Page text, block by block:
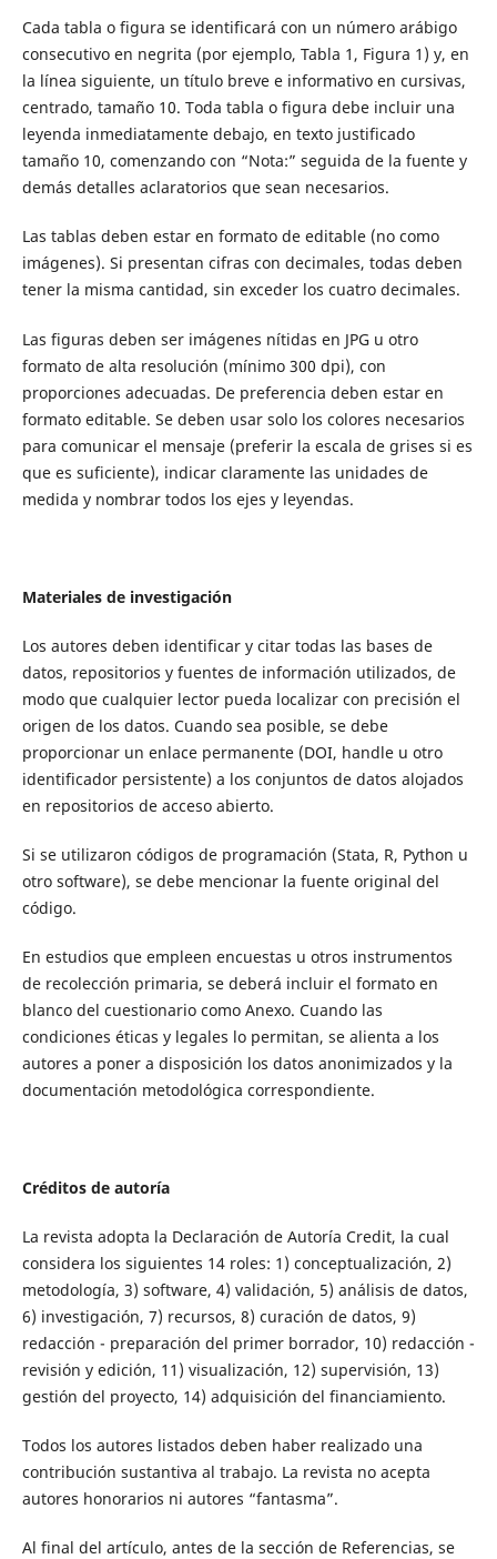
Cada tabla o figura se identificará con un número arábigo
consecutivo en negrita (por ejemplo, Tabla 1, Figura 1) y, en
la línea siguiente, un título breve e informativo en cursivas,
centrado, tamaño 10. Toda tabla o figura debe incluir una
leyenda inmediatamente debajo, en texto justificado
tamaño 10, comenzando con “Nota:” seguida de la fuente y
demás detalles aclaratorios que sean necesarios.
Las tablas deben estar en formato de editable (no como
imágenes). Si presentan cifras con decimales, todas deben
tener la misma cantidad, sin exceder los cuatro decimales.
Las figuras deben ser imágenes nítidas en JPG u otro
formato de alta resolución (mínimo 300 dpi), con
proporciones adecuadas. De preferencia deben estar en
formato editable. Se deben usar solo los colores necesarios
para comunicar el mensaje (preferir la escala de grises si es
que es suficiente), indicar claramente las unidades de
medida y nombrar todos los ejes y leyendas.
Materiales de investigación
Los autores deben identificar y citar todas las bases de
datos, repositorios y fuentes de información utilizados, de
modo que cualquier lector pueda localizar con precisión el
origen de los datos. Cuando sea posible, se debe
proporcionar un enlace permanente (DOI, handle u otro
identificador persistente) a los conjuntos de datos alojados
en repositorios de acceso abierto.
Si se utilizaron códigos de programación (Stata, R, Python u
otro software), se debe mencionar la fuente original del
código.
En estudios que empleen encuestas u otros instrumentos
de recolección primaria, se deberá incluir el formato en
blanco del cuestionario como Anexo. Cuando las
condiciones éticas y legales lo permitan, se alienta a los
autores a poner a disposición los datos anonimizados y la
documentación metodológica correspondiente.
Créditos de autoría
La revista adopta la Declaración de Autoría Credit, la cual
considera los siguientes 14 roles: 1) conceptualización, 2)
metodología, 3) software, 4) validación, 5) análisis de datos,
6) investigación, 7) recursos, 8) curación de datos, 9)
redacción - preparación del primer borrador, 10) redacción -
revisión y edición, 11) visualización, 12) supervisión, 13)
gestión del proyecto, 14) adquisición del financiamiento.
Todos los autores listados deben haber realizado una
contribución sustantiva al trabajo. La revista no acepta
autores honorarios ni autores “fantasma”.
Al final del artículo, antes de la sección de Referencias, se